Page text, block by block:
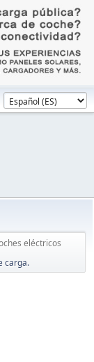
eléctricos
carga.